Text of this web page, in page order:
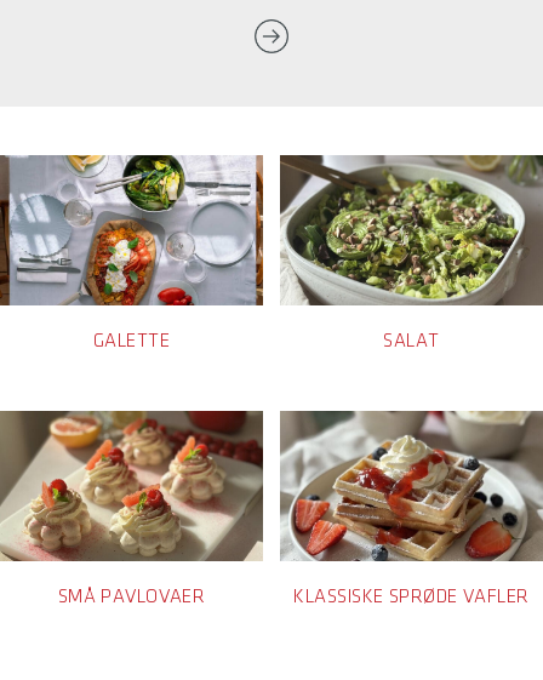
GALETTE SALAT
SMÅ PAVLOVAER KLASSISKE SPRØDE VAFLER